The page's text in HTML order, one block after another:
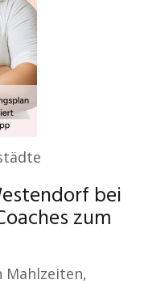
bei
zum
Mahlzeiten,